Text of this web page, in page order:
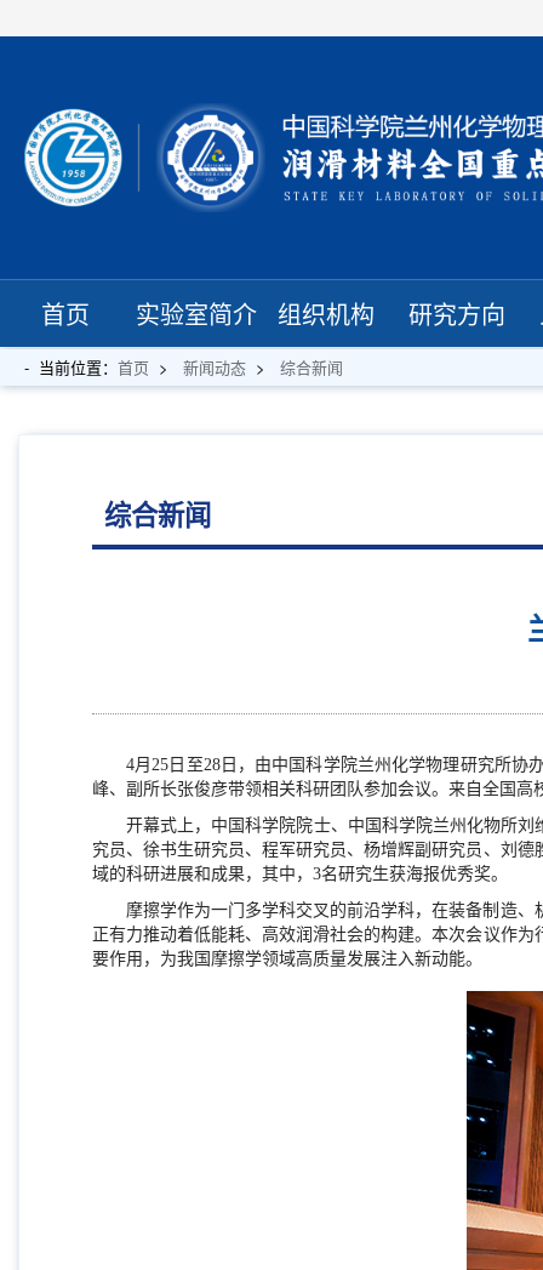
首页 实验室简介 组织机构 研究方向
当前位置： 首页 新闻动态 综合新闻
综合新闻
4月25 日至28日，由中国科学院兰州化学物理研究所协
峰、副所长张俊彦带领相关科研团队参加会议。来自全国高
开幕式上，中国科学院院士、中国科学院兰州化物所
究员、徐书生研究员、程军研究员、杨增辉副研究员、刘
域的科研进展和成果，其中， 3名研究生获海报优秀奖。
摩擦学作为一门多学科交叉的前沿学科，在装备制造
正有力推动着低能耗、高效润滑社会的构建。本次会议作
要作用，为我国摩擦学领域高质量发展注入新动能。